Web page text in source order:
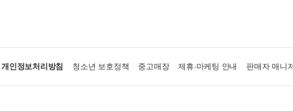
개인정보처리방침 청소년 보호정책 중고매장 제휴·마케팅 안내 판매자 매니